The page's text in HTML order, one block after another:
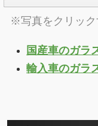
※写真をクリック
国産車のガラ
輸入車のガラ